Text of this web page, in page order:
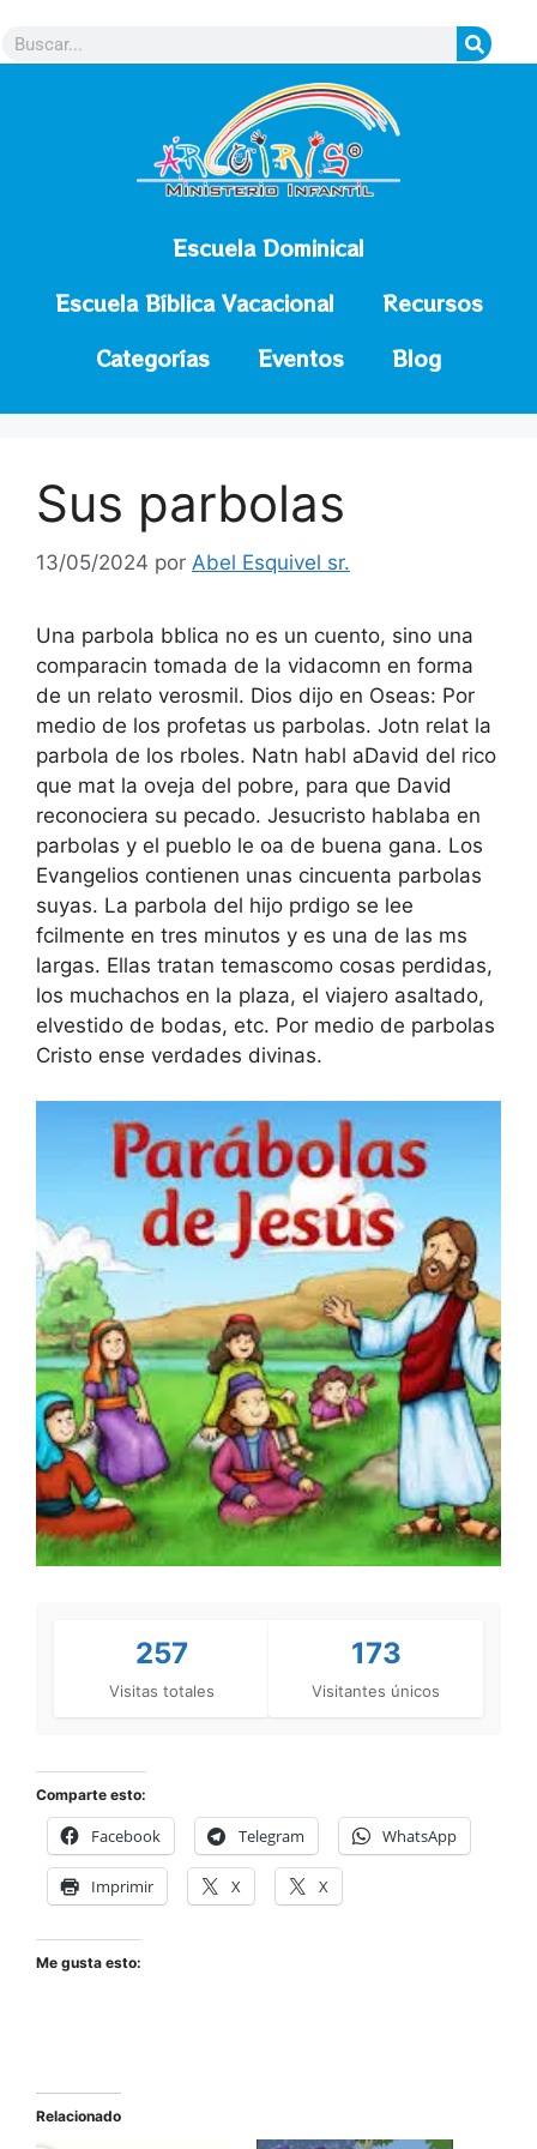
Escuela Dominical
Escuela Bíblica Vacacional
Recursos
Categorías
Eventos Blog
Sus parbolas
13/05/2024 por Abel Esquivel sr.
Una parbola bblica no es un cuento, sino una
comparacin tomada de la vidacomn en forma
de un relato verosmil. Dios dijo en Oseas: Por
medio de los profetas us parbolas. Jotn relat la
parbola de los rboles. Natn habl aDavid del rico
que mat la oveja del pobre, para que David
reconociera su pecado. Jesucristo hablaba en
parbolas y el pueblo le oa de buena gana. Los
Evangelios contienen unas cincuenta parbolas
suyas. La parbola del hijo prdigo se lee
fcilmente en tres minutos y es una de las ms
largas. Ellas tratan temascomo cosas perdidas,
los muchachos en la plaza, el viajero asaltado,
elvestido de bodas, etc. Por medio de parbolas
Cristo ense verdades divinas.
257
Visitas totales
173
Visitantes únicos
Comparte esto:
Facebook Telegram WhatsApp
Imprimir X X
Me gusta esto:
Relacionado